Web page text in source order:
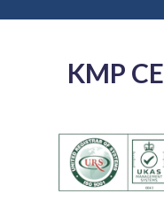
KMP